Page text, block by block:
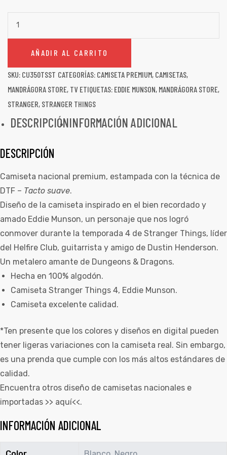
AÑADIR AL CARRITO
SKU: CU350TSST CATEGORÍAS: CAMISETA PREMIUM, CAMISETAS,
MANDRÁGORA STORE, TV ETIQUETAS: EDDIE MUNSON, MANDRÁGORA STORE,
STRANGER, STRANGER THINGS
DESCRIPCIÓNINFORMACIÓN ADICIONAL
DESCRIPCIÓN
Camiseta nacional premium, estampada con la técnica de
DTF – Tacto suave.
Diseño de la camiseta inspirado en el bien recordado y
amado Eddie Munson, un personaje que nos logró
conmover durante la temporada 4 de Stranger Things, líder
del Helfire Club, guitarrista y amigo de Dustin Henderson.
Un metalero amante de Dungeons & Dragons.
Hecha en 100% algodón.
Camiseta Stranger Things 4, Eddie Munson.
Camiseta excelente calidad.
*Ten presente que los colores y diseños en digital pueden
tener ligeras variaciones con la camiseta real. Sin embargo,
es una prenda que cumple con los más altos estándares de
calidad.
Encuentra otros diseño de camisetas nacionales e
importadas >> aquí<<.
INFORMACIÓN ADICIONAL